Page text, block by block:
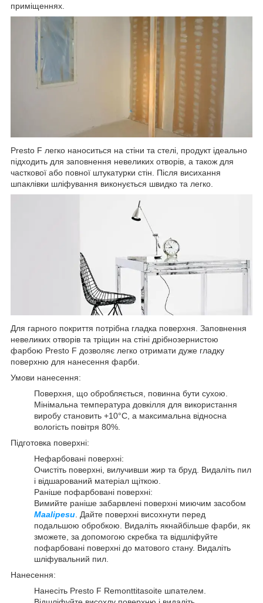
приміщеннях.
Presto F легко наноситься на стіни та стелі, продукт ідеально
підходить для заповнення невеликих отворів, а також для
часткової або повної штукатурки стін. Після висихання
шпаклівки шліфування виконується швидко та легко.
Для гарного покриття потрібна гладка поверхня. Заповнення
невеликих отворів та тріщин на стіні дрібнозернистою
фарбою Presto F дозволяє легко отримати дуже гладку
поверхню для нанесення фарби.
Умови нанесення:
Поверхня, що обробляється, повинна бути сухою.
Мінімальна температура довкілля для використання
виробу становить +10°C, а максимальна відносна
вологість повітря 80%.
Підготовка поверхні:
Нефарбовані поверхні:
Очистіть поверхні, вилучивши жир та бруд. Видаліть пил
і відшарований матеріал щіткою.
Раніше пофарбовані поверхні:
Вимийте раніше забарвлені поверхні миючим засобом
Maalipesu . Дайте поверхні висохнути перед
подальшою обробкою. Видаліть якнайбільше фарби, як
зможете, за допомогою скребка та відшліфуйте
пофарбовані поверхні до матового стану. Видаліть
шліфувальний пил.
Нанесення:
Нанесіть Presto F Remonttitasoite шпателем.